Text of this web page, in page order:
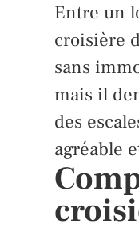
Entre un
croisière
sans
mais il
des
agréable